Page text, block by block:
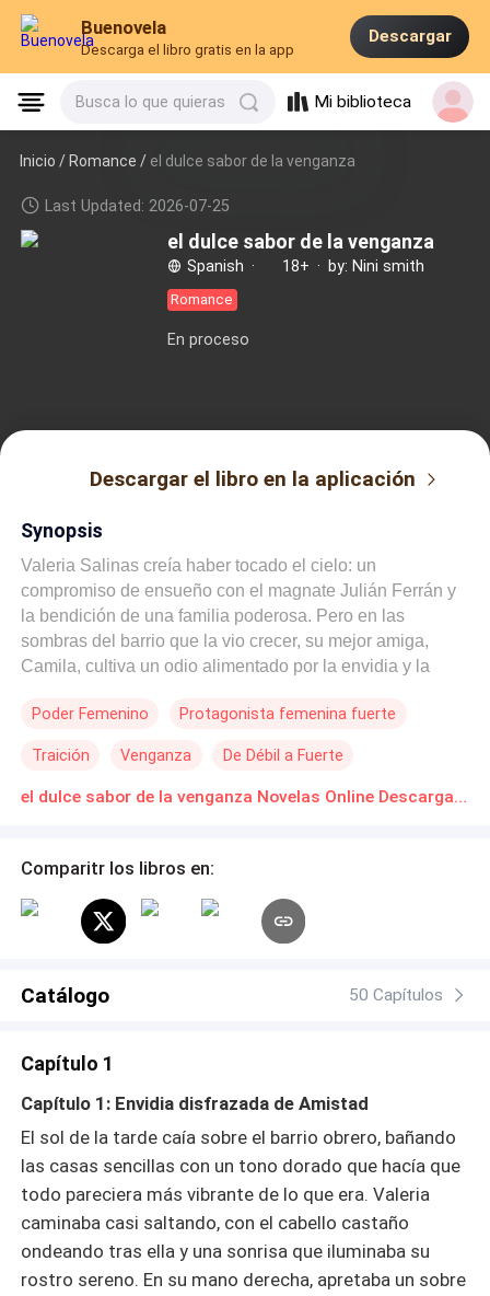
Buenovela
Descarga el libro gratis en la app
Descargar
Busca lo que quieras Mi biblioteca
Inicio /Romance / el dulce sabor de la venganza
Last Updated: 2026-07-25
el dulce sabor de la venganza
Spanish · 18+ · by: Nini smith
Romance
En proceso
Descargar el libro en la aplicación
Synopsis
Valeria Salinas creía haber tocado el cielo: un
compromiso de ensueño con el magnate Julián Ferrán y
la bendición de una familia poderosa. Pero en las
sombras del barrio que la vio crecer, su mejor amiga,
Camila, cultiva un odio alimentado por la envidia y la
teje una red de mentiras, drogas y amantes del pasado
té de la amistad se convierte en veneno y el sueño de
amor en una pesadilla de desnudez y deshonra. Con el
Ahora, despertando entre ruinas y señalada por todos,
mientras Camila se prepara para dar el golpe final:
consolar al millonario y reclamar una corona que no le
niebla del engaño, o la envidia de Camila logrará enterrar
Poder Femenino Protagonista femenina fuerte
Traición Venganza De Débil a Fuerte
el dulce sabor de la venganza Novelas Online Descarga gratuita de PDF
Comparitr los libros en:
Catálogo 50 Capítulos
Capítulo 1
Capítulo 1: Envidia disfrazada de Amistad
El sol de la tarde caía sobre el barrio obrero, bañando
las casas sencillas con un tono dorado que hacía que
todo pareciera más vibrante de lo que era. Valeria
caminaba casi saltando, con el cabello castaño
ondeando tras ella y una sonrisa que iluminaba su
rostro sereno. En su mano derecha, apretaba un sobre